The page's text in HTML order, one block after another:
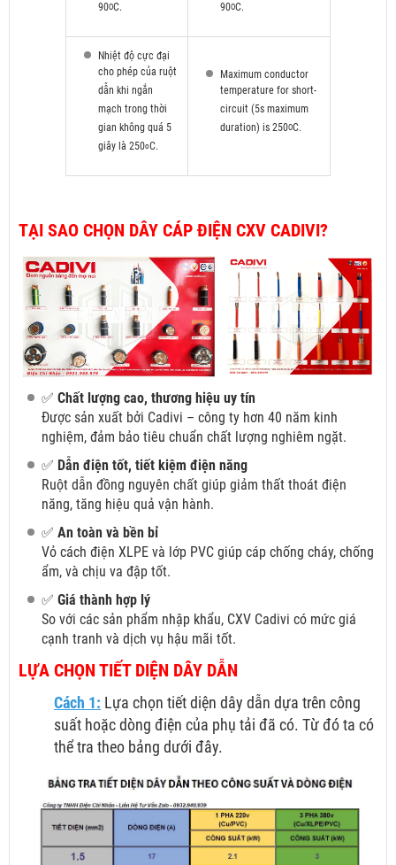
90OC.
90OC.
Nhiệt độ cực đại
cho phép của ruột
dẫn khi ngắn
mạch trong thời
gian không quá 5
giây là 250oC.
Maximum conductor
temperature for short-
circuit (5s maximum
duration) is 250OC.
TẠI SAO CHỌN DÂY CÁP ĐIỆN CXV CADIVI?
✅ Chất lượng cao, thương hiệu uy tín
Được sản xuất bởi Cadivi – công ty hơn 40 năm kinh
nghiệm, đảm bảo tiêu chuẩn chất lượng nghiêm ngặt.
✅ Dẫn điện tốt, tiết kiệm điện năng
Ruột dẫn đồng nguyên chất giúp giảm thất thoát điện
năng, tăng hiệu quả vận hành.
✅ An toàn và bền bỉ
Vỏ cách điện XLPE và lớp PVC giúp cáp chống cháy, chống
ẩm, và chịu va đập tốt.
✅ Giá thành hợp lý
So với các sản phẩm nhập khẩu, CXV Cadivi có mức giá
cạnh tranh và dịch vụ hậu mãi tốt.
LỰA CHỌN TIẾT DIỆN DÂY DẪN
Cách 1: Lựa chọn tiết diện dây dẫn dựa trên công
suất hoặc dòng điện của phụ tải đã có. Từ đó ta có
thể tra theo bảng dưới đây.